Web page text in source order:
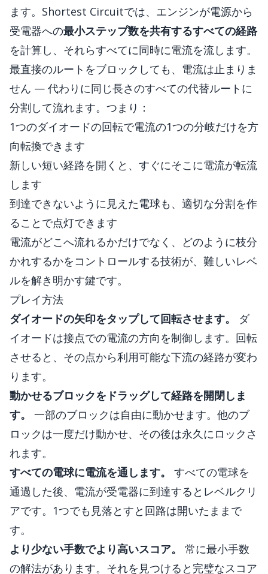
ます。Shortest Circuitでは、エンジンが電源から
受電器への最小ステップ数を共有するすべての経路
を計算し、それらすべてに同時に電流を流します。
最直接のルートをブロックしても、電流は止まりま
せん — 代わりに同じ長さのすべての代替ルートに
分割して流れます。つまり：
1つのダイオードの回転で電流の1つの分岐だけを方
向転換できます
新しい短い経路を開くと、すぐにそこに電流が転流
します
到達できないように見えた電球も、適切な分割を作
ることで点灯できます
電流がどこへ流れるかだけでなく、どのように枝分
かれするかをコントロールする技術が、難しいレベ
ルを解き明かす鍵です。
プレイ方法
ダイオードの矢印をタップして回転させます。
ダ
イオードは接点での電流の方向を制御します。回転
させると、その点から利用可能な下流の経路が変わ
ります。
動かせるブロックをドラッグして経路を開閉しま
す。
一部のブロックは自由に動かせます。他のブ
ロックは一度だけ動かせ、その後は永久にロックさ
れます。
すべての電球に電流を通します。
すべての電球を
通過した後、電流が受電器に到達するとレベルクリ
アです。1つでも見落とすと回路は開いたままで
す。
より少ない手数でより高いスコア。
常に最小手数
の解法があります。それを見つけると完璧なスコア